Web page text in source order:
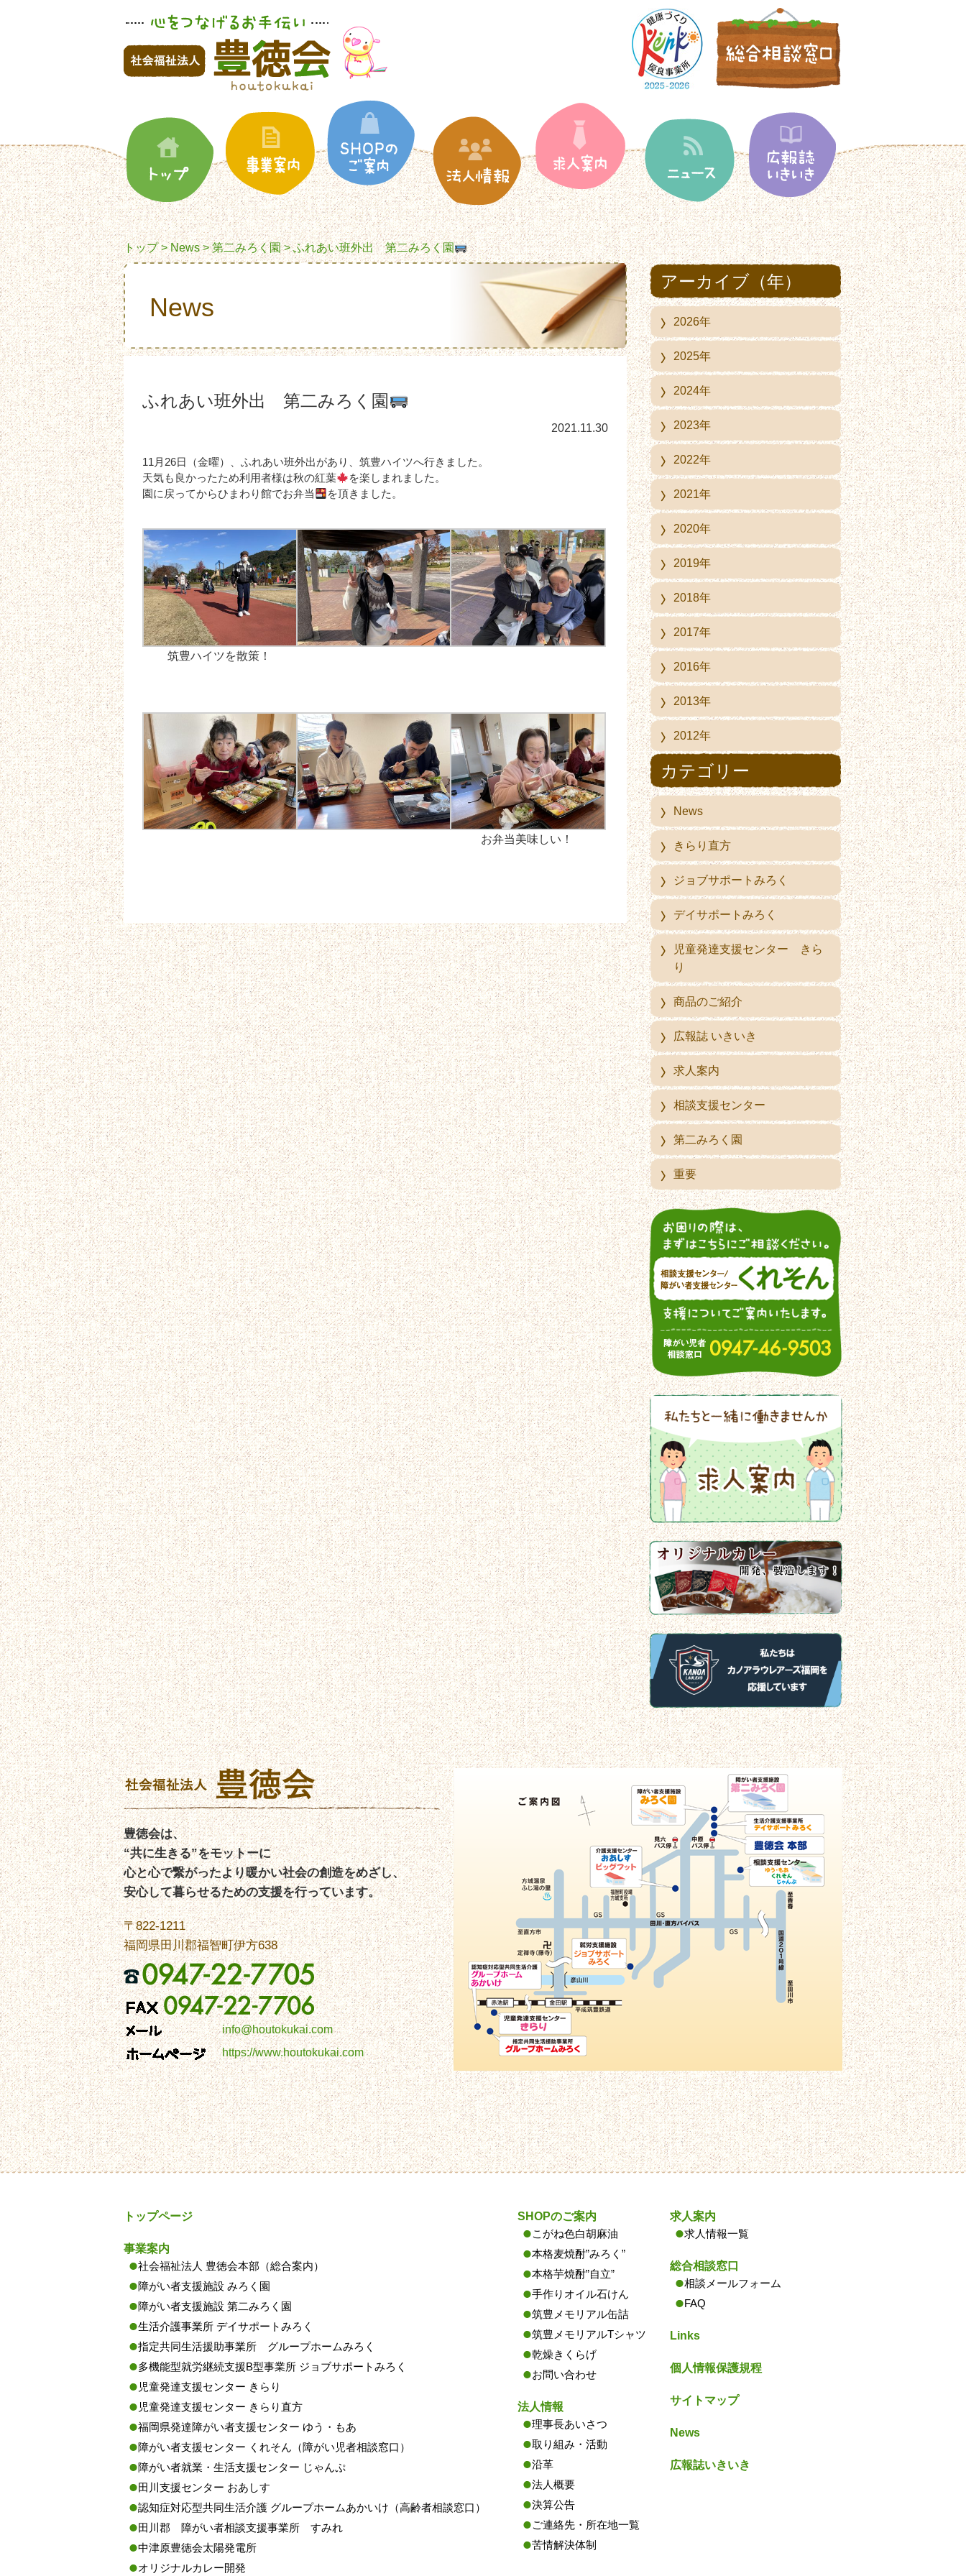
トップ>News>第二みろく園> ふれあい班外出 第二みろく園
News
ふれあい班外出 第二みろく園
2021.11.30
11月26日（金曜）、ふれあい班外出があり、筑豊ハイツへ行きました。
天気も良かったため利用者様は秋の紅葉
を楽しまれました。
園に戻ってからひまわり館でお弁当
を頂きました。
筑豊ハイツを散策！
お弁当美味しい！
アーカイブ（年）
2026年
2025年
2024年
2023年
2022年
2021年
2020年
2019年
2018年
2017年
2016年
2013年
2012年
カテゴリー
News
きらり直方
ジョブサポートみろく
デイサポートみろく
児童発達支援センター きら
り
商品のご紹介
広報誌 いきいき
求人案内
相談支援センター
第二みろく園
重要
豊徳会は、
“共に生きる”をモットーに
心と心で繋がったより暖かい社会の創造をめざし、
安心して暮らせるための支援を行っています。
〒822-1211
福岡県田川郡福智町伊方638
info@houtokukai.com
https://www.houtokukai.com
トップページ
事業案内
社会福祉法人 豊徳会本部（総合案内）
障がい者支援施設 みろく園
障がい者支援施設 第二みろく園
生活介護事業所 デイサポートみろく
指定共同生活援助事業所 グループホームみろく
多機能型就労継続支援B型事業所 ジョブサポートみろく
児童発達支援センター きらり
児童発達支援センター きらり直方
福岡県発達障がい者支援センター ゆう・もあ
障がい者支援センター くれそん（障がい児者相談窓口）
障がい者就業・生活支援センター じゃんぷ
田川支援センター おあしす
認知症対応型共同生活介護 グループホームあかいけ（高齢者相談窓口）
田川郡 障がい者相談支援事業所 すみれ
中津原豊徳会太陽発電所
オリジナルカレー開発
SHOPのご案内
こがね色白胡麻油
本格麦焼酎”みろく”
本格芋焼酎”自立”
手作りオイル石けん
筑豊メモリアル缶詰
筑豊メモリアルTシャツ
乾燥きくらげ
お問い合わせ
法人情報
理事長あいさつ
取り組み・活動
沿革
法人概要
決算公告
ご連絡先・所在地一覧
苦情解決体制
求人案内
求人情報一覧
総合相談窓口
相談メールフォーム
FAQ
Links
個人情報保護規程
サイトマップ
News
広報誌いきいき